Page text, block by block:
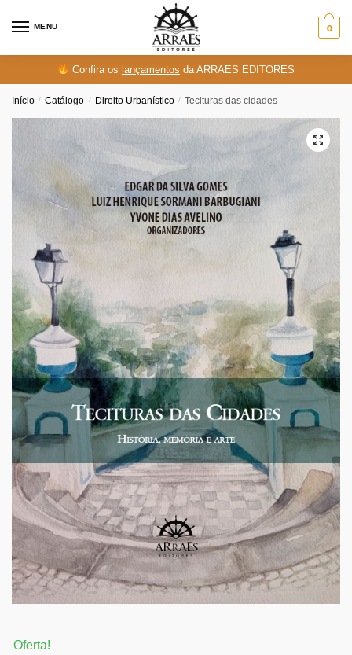
MENU 0
Confira os lançamentos da ARRAES EDITORES
Início / Catálogo / Direito Urbanístico / Tecituras das cidades
Oferta!